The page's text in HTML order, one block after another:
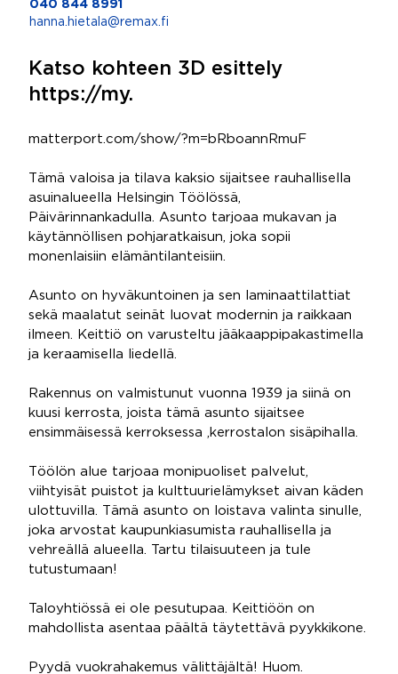
040 844 8991
hanna.hietala@remax.fi
Katso kohteen 3D esittely
https://my.
matterport.com/show/?m=bRboannRmuF
Tämä valoisa ja tilava kaksio sijaitsee rauhallisella
asuinalueella Helsingin Töölössä,
Päivärinnankadulla. Asunto tarjoaa mukavan ja
käytännöllisen pohjaratkaisun, joka sopii
monenlaisiin elämäntilanteisiin.
Asunto on hyväkuntoinen ja sen laminaattilattiat
sekä maalatut seinät luovat modernin ja raikkaan
ilmeen. Keittiö on varusteltu jääkaappipakastimella
ja keraamisella liedellä.
Rakennus on valmistunut vuonna 1939 ja siinä on
kuusi kerrosta, joista tämä asunto sijaitsee
ensimmäisessä kerroksessa ,kerrostalon sisäpihalla.
Töölön alue tarjoaa monipuoliset palvelut,
viihtyisät puistot ja kulttuurielämykset aivan käden
ulottuvilla. Tämä asunto on loistava valinta sinulle,
joka arvostat kaupunkiasumista rauhallisella ja
vehreällä alueella. Tartu tilaisuuteen ja tule
tutustumaan!
Taloyhtiössä ei ole pesutupaa. Keittiöön on
mahdollista asentaa päältä täytettävä pyykkikone.
Pyydä vuokrahakemus välittäjältä! Huom.